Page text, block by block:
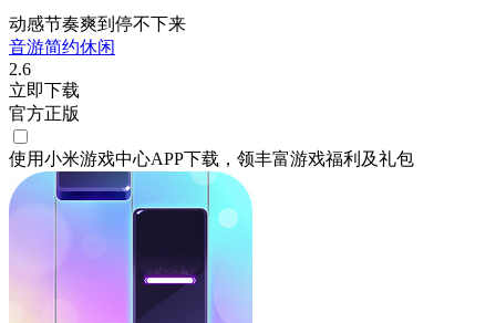
动感节奏爽到停不下来
音游简约休闲
2.6
立即下载
官方正版
使用小米游戏中心APP下载 ，领丰富游戏福利 及礼包